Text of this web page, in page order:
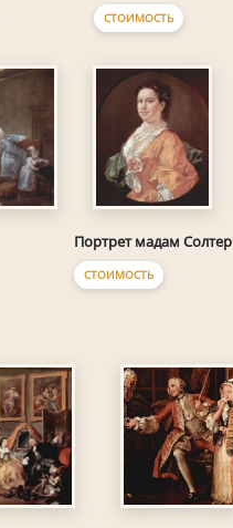
СТОИМОСТЬ
Портрет мадам Солтер
СТОИМОСТЬ